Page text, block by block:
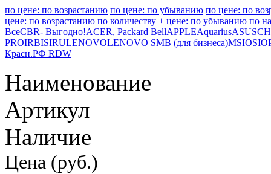
по цене: по возрастанию по цене: по убыванию по цене: по
цене: по возрастанию по количеству + цене: по убыванию по
ВсеCBR- Выгодно!ACER, Packard BellAPPLEAquariusASUS
PROIRBISIRULENOVOLENOVO SMB (для бизнеса)MSIOSIO
Красн.РФ RDW
Наименование
Артикул
Наличие
Цена (руб.)